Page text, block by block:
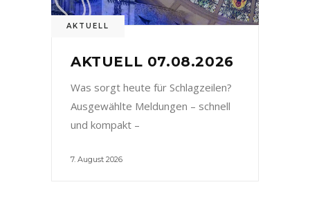
AKTUELL
AKTUELL 07.08.2026
Was sorgt heute für Schlagzeilen?
Ausgewählte Meldungen – schnell
und kompakt –
7. August 2026